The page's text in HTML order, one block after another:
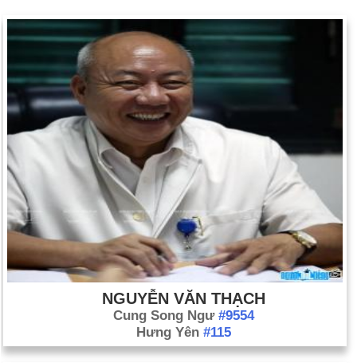
NGUYỄN VĂN THẠCH
Cung Song Ngư #9554
Hưng Yên #115